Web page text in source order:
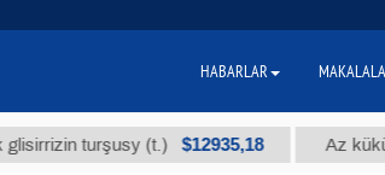
turşusy (t.) $12935,18 Az kükürtli
HABARLAR